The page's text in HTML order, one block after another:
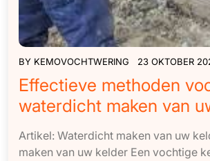
BY KEMOVOCHTWERING 23 OKTOBER
Effectieve methoden
waterdicht maken van
Artikel: Waterdicht maken van uw
maken van uw kelder Een vochtige